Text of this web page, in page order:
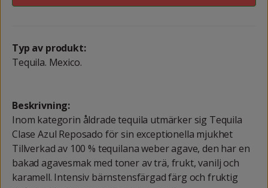
Typ av produkt:
Tequila. Mexico.
Beskrivning:
Inom kategorin åldrade tequila utmärker sig Tequila
Clase Azul Reposado för sin exceptionella mjukhet
Tillverkad av 100 % tequilana weber agave, den har en
bakad agavesmak med toner av trä, frukt, vanilj och
karamell. Intensiv bärnstensfärgad färg och fruktig